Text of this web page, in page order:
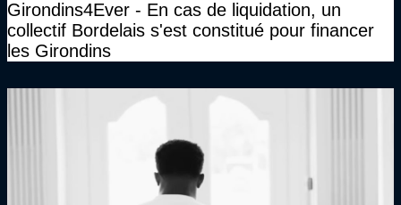
Girondins4Ever - En cas de liquidation, un
collectif Bordelais s'est constitué pour financer
les Girondins